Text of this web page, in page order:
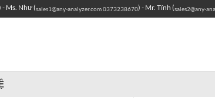
- Ms. Như (sales1@any-analyzer.com0373238670) - Mr. Tính (sales2@any-